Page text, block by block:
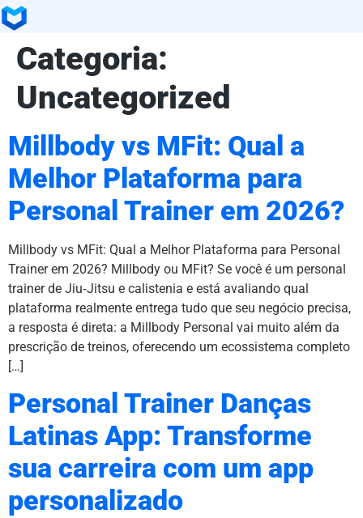
Categoria:
Uncategorized
Millbody vs MFit: Qual a
Melhor Plataforma para
Personal Trainer em 2026?
Millbody vs MFit: Qual a Melhor Plataforma para Personal
Trainer em 2026? Millbody ou MFit? Se você é um personal
trainer de Jiu‑Jitsu e calistenia e está avaliando qual
plataforma realmente entrega tudo que seu negócio precisa,
a resposta é direta: a Millbody Personal vai muito além da
prescrição de treinos, oferecendo um ecossistema completo
[…]
Personal Trainer Danças
Latinas App: Transforme
sua carreira com um app
personalizado